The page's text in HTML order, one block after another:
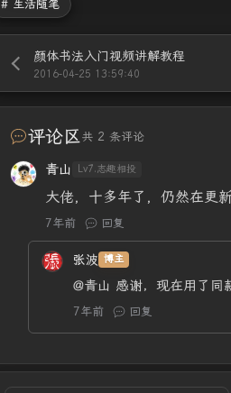
# 生活随笔
颜体书法入门视频讲解教程
2016-04-25 13:59:40
评论区共 2 条评论
青山 Lv7.志趣相投
大佬，十多年了，仍然在更
7年前 回复
张波 博主
@青山 感谢，现在用了同
7年前 回复